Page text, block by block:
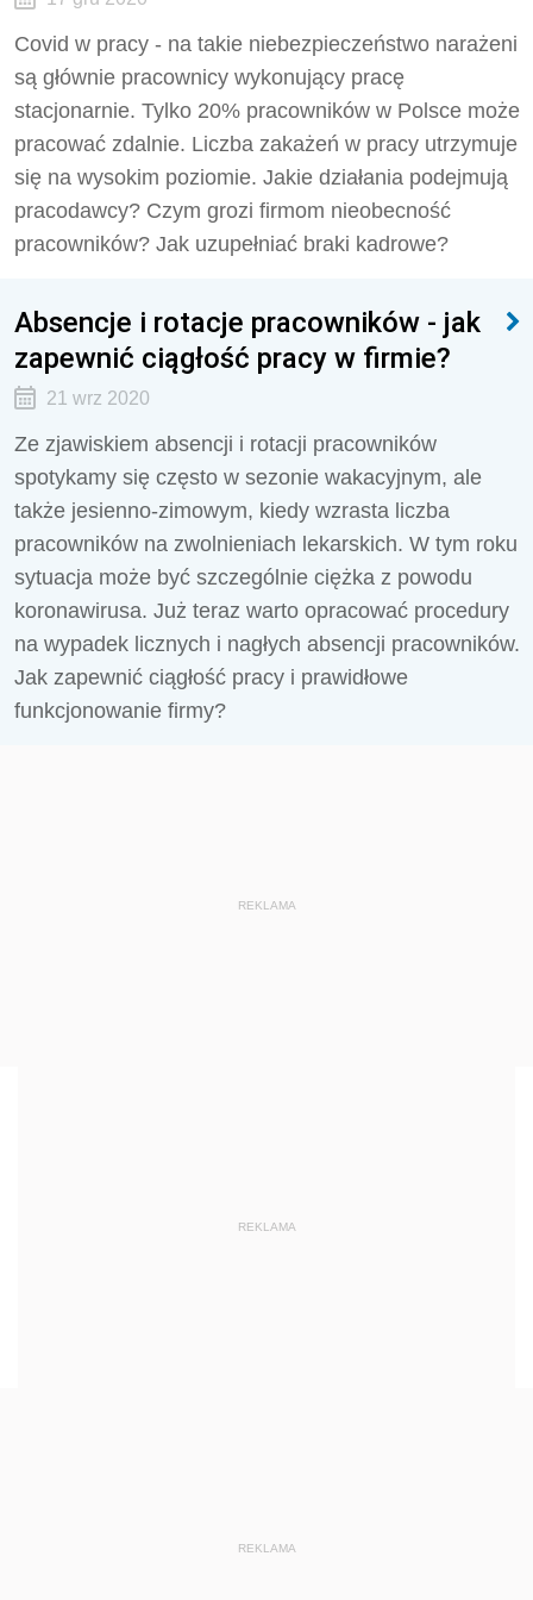
Covid w pracy - na takie niebezpieczeństwo narażeni
są głównie pracownicy wykonujący pracę
stacjonarnie. Tylko 20% pracowników w Polsce może
pracować zdalnie. Liczba zakażeń w pracy utrzymuje
się na wysokim poziomie. Jakie działania podejmują
pracodawcy? Czym grozi firmom nieobecność
pracowników? Jak uzupełniać braki kadrowe?
Absencje i rotacje pracowników - jak
zapewnić ciągłość pracy w firmie?
21 wrz 2020
Ze zjawiskiem absencji i rotacji pracowników
spotykamy się często w sezonie wakacyjnym, ale
także jesienno-zimowym, kiedy wzrasta liczba
pracowników na zwolnieniach lekarskich. W tym roku
sytuacja może być szczególnie ciężka z powodu
koronawirusa. Już teraz warto opracować procedury
na wypadek licznych i nagłych absencji pracowników.
Jak zapewnić ciągłość pracy i prawidłowe
funkcjonowanie firmy?
REKLAMA
REKLAMA
REKLAMA